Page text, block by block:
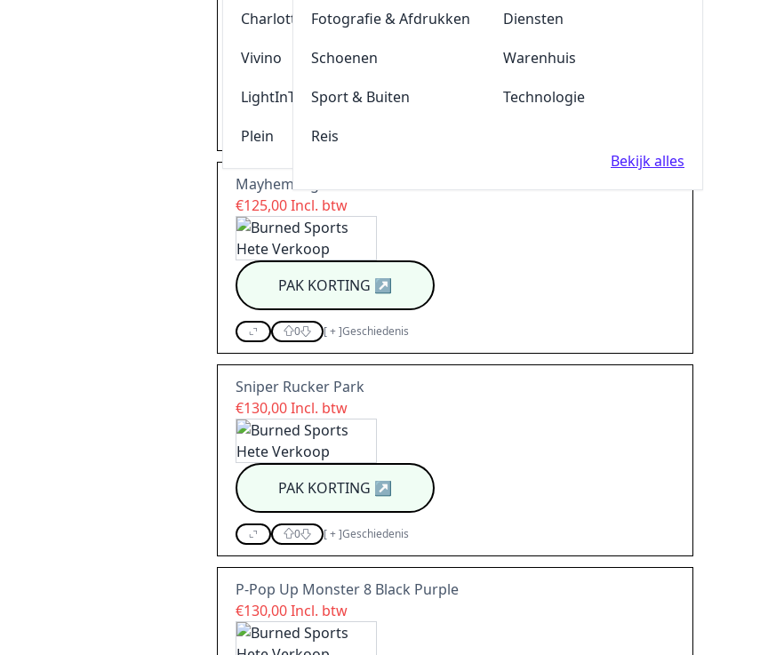
Charlotte Tilbury
Durex
Vivino
LightInThebox
Fun en Feest
Plein
Fotografie & Afdrukken
Diensten
Schoenen
Warenhuis
Sport & Buiten
Technologie
Reis
Bekijk alles
[+
Mayhem Pigalle
€125,00 Incl. btw
PAK KORTING ↗
0 [+]Geschiedenis
Sniper Rucker Park
€130,00 Incl. btw
PAK KORTING ↗
0 [+]Geschiedenis
P-Pop Up Monster 8 Black Purple
€130,00 Incl. btw